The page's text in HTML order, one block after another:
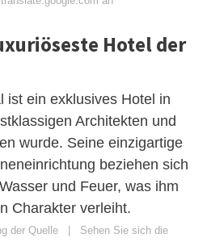
Hotel der
ist ein exklusives Hotel in
Architekten und
wurde. Seine einzigartige
beziehen sich
und Feuer, was ihm
Charakter verleiht.
der Quelle | Sehen Sie sich die